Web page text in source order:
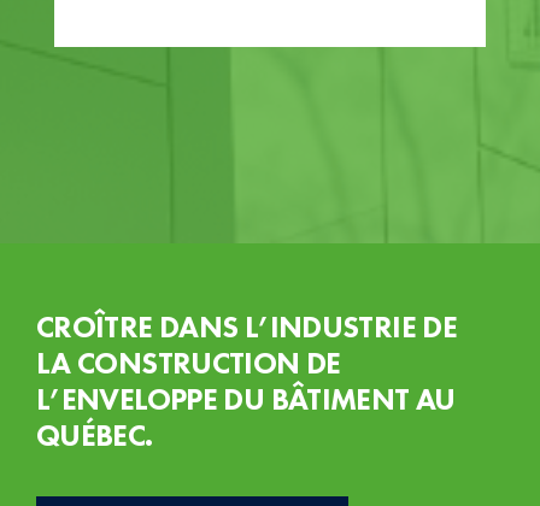
CROÎTRE DANS L’INDUSTRIE DE
LA CONSTRUCTION DE
L’ENVELOPPE DU BÂTIMENT AU
QUÉBEC.